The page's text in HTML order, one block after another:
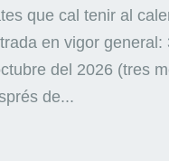
que cal tenir al
en vigor general:
del 2026 (tres
de...